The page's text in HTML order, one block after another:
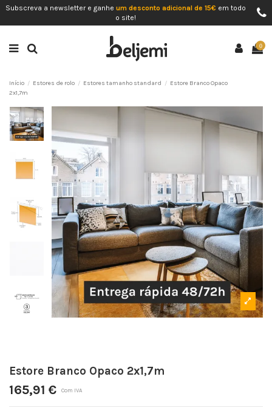
Subscreva a newsletter e ganhe um desconto adicional de 15€ em todo
o site!
0
Início Estores de rolo Estores tamanho standard
Estore Branco Opaco
2x1,7m
Estore Branco Opaco 2x1,7m
165,91 € Com IVA